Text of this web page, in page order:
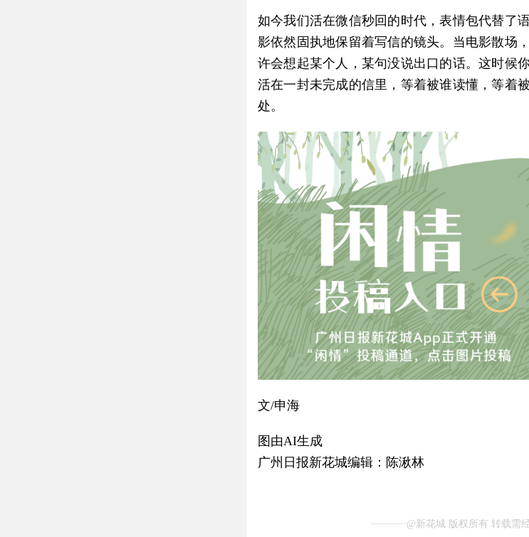
如今我们活在微信秒回的时代，表情包代替了
影依然固执地保留着写信的镜头。当电影散场
许会想起某个人，某句没说出口的话。这时候
活在一封未完成的信里，等着被谁读懂，等着
处。
文/申海
图由AI生成
广州日报新花城编辑：陈湫林
@新花城 版权所有 转载需